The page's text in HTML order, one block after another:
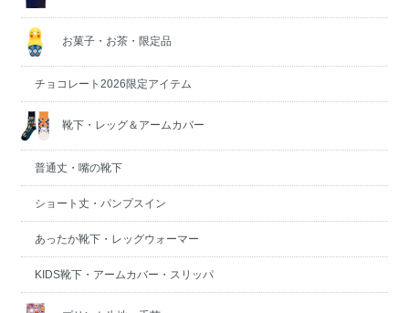
お菓子・お茶・限定品
チョコレート2026限定アイテム
靴下・レッグ＆アームカバー
普通丈・嘴の靴下
ショート丈・パンプスイン
あったか靴下・レッグウォーマー
KIDS靴下・アームカバー・スリッパ